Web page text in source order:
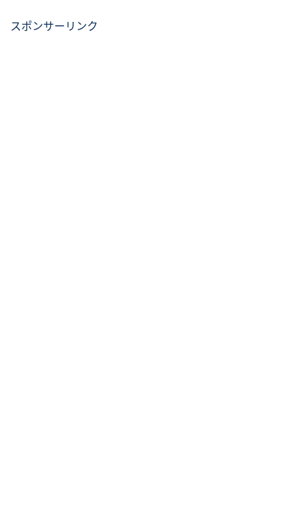
スポンサーリンク